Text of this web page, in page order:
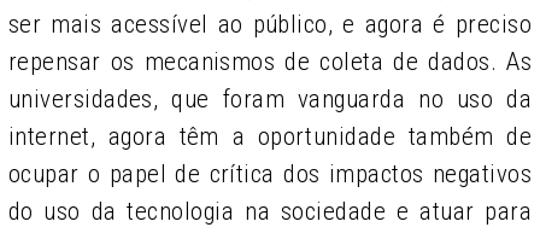
ser mais acessível ao público, e agora é preciso
repensar os mecanismos de coleta de dados. As
universidades, que foram vanguarda no uso da
internet, agora têm a oportunidade também de
ocupar o papel de crítica dos impactos negativos
do uso da tecnologia na sociedade e atuar para